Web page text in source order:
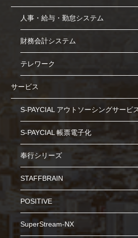
人事・給与・勤怠システム
財務会計システム
テレワーク
サービス
S-PAYCIAL アウトソーシングサービ
S-PAYCIAL 帳票電子化
奉行シリーズ
STAFFBRAIN
POSITIVE
SuperStream-NX